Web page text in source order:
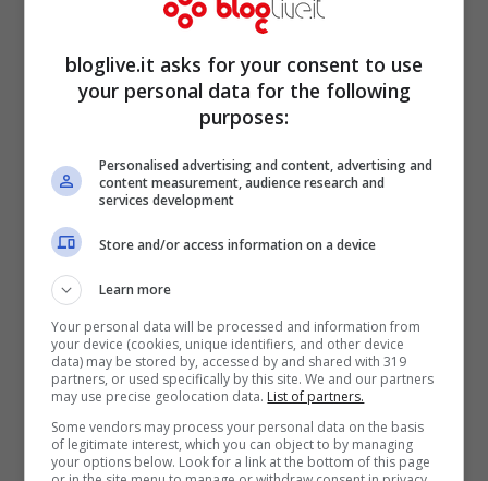
Tra i nomi delle persone che hanno
richiesto di adottare Jerry, compare anche
quello di un personaggio noto alla
televisione italiana. Rosita Celentano,
infatti, figlia di Adriano Celentano e di
bloglive.it asks for your consent to use
your personal data for the following
purposes:
Personalised advertising and content, advertising and
content measurement, audience research and
services development
Store and/or access information on a device
Learn more
Your personal data will be processed and information from
your device (cookies, unique identifiers, and other device
data) may be stored by, accessed by and shared with 319
partners, or used specifically by this site. We and our partners
may use precise geolocation data. List of partners.
Some vendors may process your personal data on the basis
of legitimate interest, which you can object to by managing
your options below. Look for a link at the bottom of this page